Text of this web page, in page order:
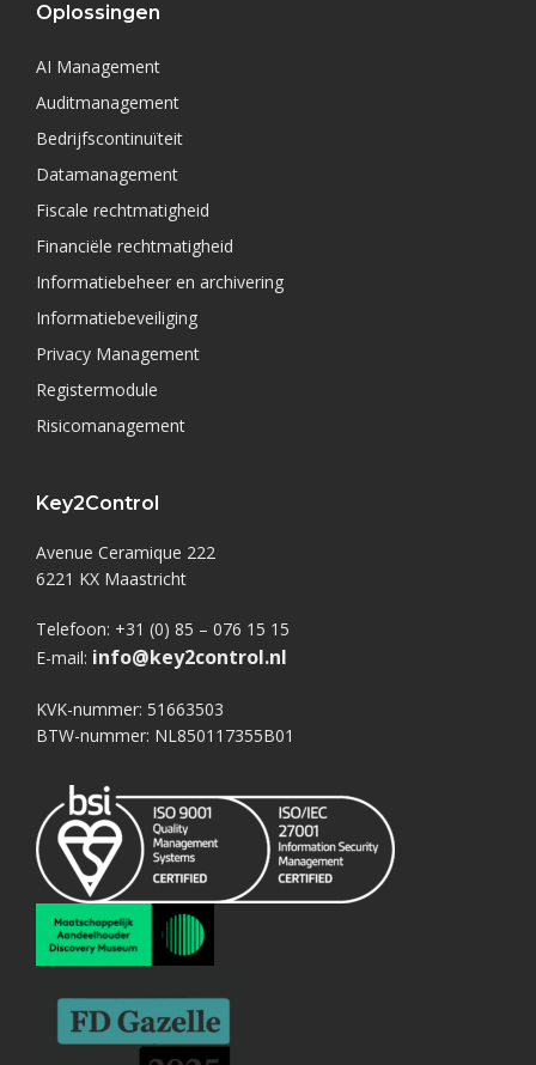
Oplossingen
AI Management
Auditmanagement
Bedrijfscontinuïteit
Datamanagement
Fiscale rechtmatigheid
Financiële rechtmatigheid
Informatiebeheer en archivering
Informatiebeveiliging
Privacy Management
Registermodule
Risicomanagement
Key2Control
Avenue Ceramique 222
6221 KX Maastricht
Telefoon: +31 (0) 85 – 076 15 15
E-mail: info@key2control.nl
KVK-nummer: 51663503
BTW-nummer: NL850117355B01